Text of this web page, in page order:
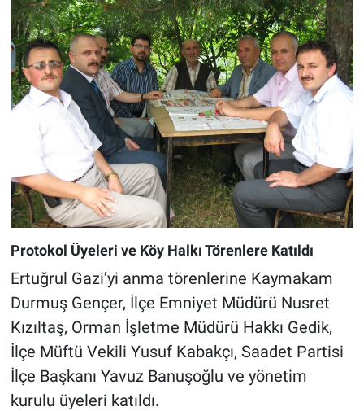
Protokol Üyeleri ve Köy Halkı Törenlere Katıldı
Ertuğrul Gazi’yi anma törenlerine Kaymakam
Durmuş Gençer, İlçe Emniyet Müdürü Nusret
Kızıltaş, Orman İşletme Müdürü Hakkı Gedik,
İlçe Müftü Vekili Yusuf Kabakçı, Saadet Partisi
İlçe Başkanı Yavuz Banuşoğlu ve yönetim
kurulu üyeleri katıldı.